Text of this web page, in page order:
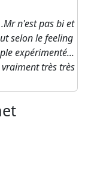
n'est pas bi et
selon le feeling
expérimenté...
très très